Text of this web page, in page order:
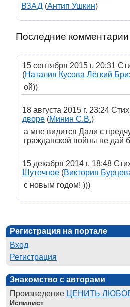
ВЗАД (Антип Ушкин)
Последние комментарии
15 сентября 2015 г. 20:31
(Наталия Кусова Лёгкий
ой))
18 августа 2015 г. 23:24 Стих:
дворе (Минин С.В.)
а мне видится Дали с
гражданской войны не дай
15 декабря 2014 г. 18:48
Шуточное (Виктория
с новым годом! )))
Регистрация на портале
Вход
Регистрация
Знакомство с авторами
Произведение ЦЕНИТЬ
Испилист